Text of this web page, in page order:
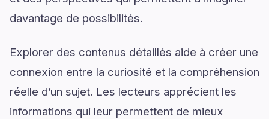
davantage de possibilités.
Explorer des contenus détaillés aide à créer une
connexion entre la curiosité et la compréhension
réelle d’un sujet. Les lecteurs apprécient les
informations qui leur permettent de mieux